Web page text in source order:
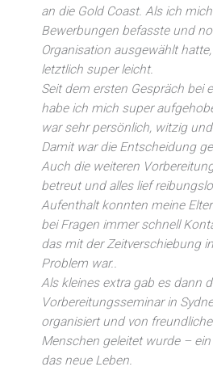
an die Gold Coast. Als ich
Bewerbungen befasste und
Organisation ausgewählt
letztlich super leicht.
Seit dem ersten Gespräch bei
habe ich mich super
war sehr persönlich, witzig
Damit war die Entscheidung
Auch die weiteren
betreut und alles lief
Aufenthalt konnten meine
bei Fragen immer schnell
das mit der Zeitverschiebung
Problem war..
Als kleines extra gab es dann
Vorbereitungsseminar in
organisiert und von
Menschen geleitet wurde –
das neue Leben.